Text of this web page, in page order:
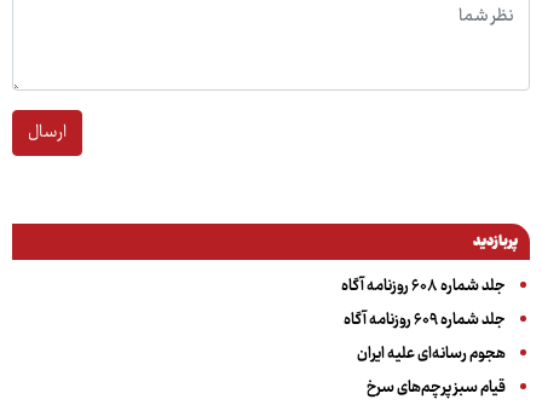
ارسال
پربازدید
جلد شماره ۶۰۸ روزنامه آگاه
جلد شماره ۶۰۹ روزنامه آگاه
هجوم رسانه‌ای علیه ایران
قیام سبز پرچم‌های سرخ